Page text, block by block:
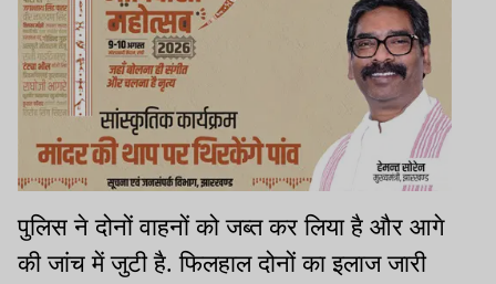
पुलिस ने दोनों वाहनों को जब्त कर लिया है और आगे
की जांच में जुटी है. फिलहाल दोनों का इलाज जारी